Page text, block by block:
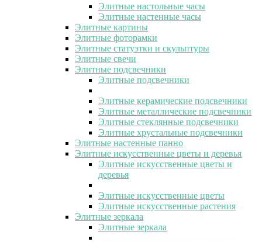
Элитные настольные часы
Элитные настенные часы
Элитные картины
Элитные фоторамки
Элитные статуэтки и скульптуры
Элитные свечи
Элитные подсвечники
Элитные подсвечники
Элитные керамические подсвечники
Элитные металлические подсвечники
Элитные стеклянные подсвечники
Элитные хрустальные подсвечники
Элитные настенные панно
Элитные искусственные цветы и деревья
Элитные искусственные цветы и
деревья
Элитные искусственные цветы
Элитные искусственные растения
Элитные зеркала
Элитные зеркала